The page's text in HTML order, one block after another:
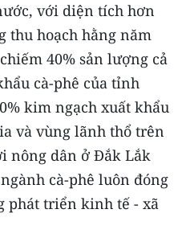
với diện tích hơn
thu hoạch hằng năm
40% sản lượng cả
cà-phê của tỉnh
kim ngạch xuất khẩu
và vùng lãnh thổ trên
nông dân ở Đắk Lắk
cà-phê luôn đóng
phát triển kinh tế - xã